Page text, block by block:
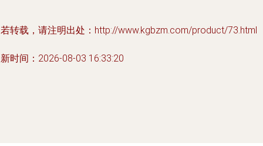
转载，请注明出处：http://www.kgbzm.com/product/73.html
时间：2026-08-03 16:33:20